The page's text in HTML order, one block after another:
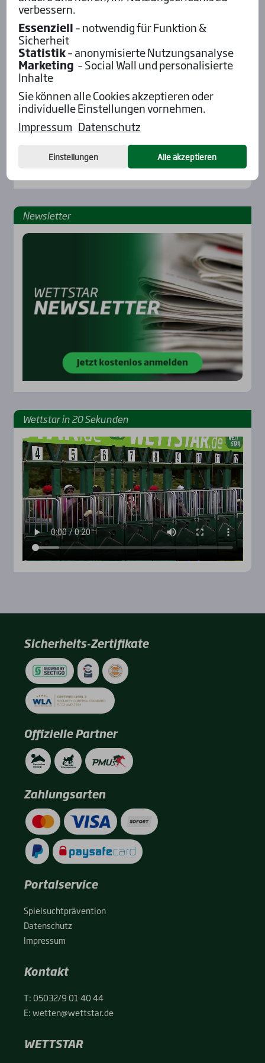
News­let­ter
Wett­star in 20 Sekun­den
Sicherheits-Zertifikate
Offizielle Partner
Zahlungsarten
Portalservice
Spiel­sucht­prä­ven­ti­on
Daten­schutz
Impres­sum
Kontakt
T:05032/9 01 40 44
E:wetten@wettstar.de
WETTSTAR
verbessern.
Essenziell– notwendig für Funktion &
Sicherheit
Statistik– anonymisierte Nutzungsanalyse
Marketing – Social Wall und personalisierte
Inhalte
Sie können alle Cookies akzeptieren oder
individuelle Einstellungen vornehmen.
Impressum Datenschutz
Einstellungen Alle akzeptieren